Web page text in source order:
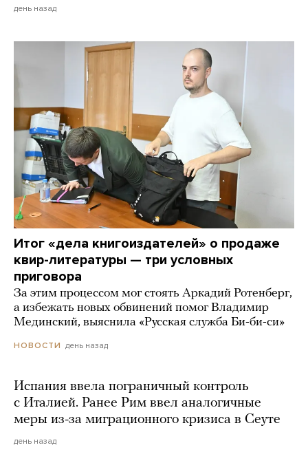
день назад
Итог «дела книгоиздателей» о продаже
квир-литературы — три условных
приговора
За этим процессом мог стоять Аркадий Ротенберг,
а избежать новых обвинений помог Владимир
Мединский, выяснила «Русская служба Би-би-си»
НОВОСТИ день назад
Испания ввела пограничный контроль
с Италией. Ранее Рим ввел аналогичные
меры из-за миграционного кризиса в Сеуте
день назад